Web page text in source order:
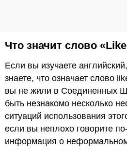
Что значит слово
Если вы изучаете
знаете, что означает слово
вы не жили в Соединенных
быть незнакомо несколько
ситуаций использования
если вы неплохо говорите
информация о